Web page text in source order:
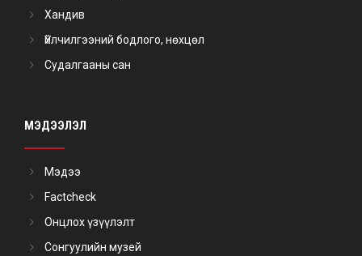
Хандив
Үйлчилгээний бодлого, нөхцөл
Судалгааны сан
МЭДЭЭЛЭЛ
Мэдээ
Factcheck
Онцлох үзүүлэлт
Сонгуулийн музей